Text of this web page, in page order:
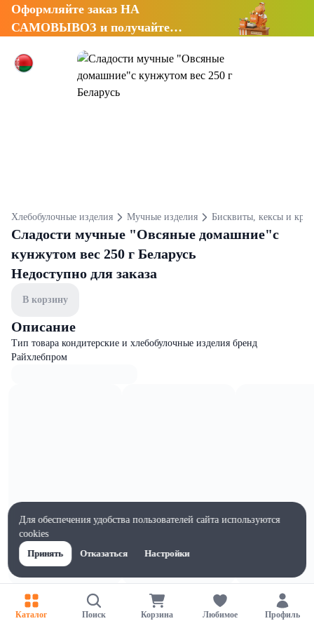
Оформляйте заказ НА
САМОВЫВОЗ и получайте
Хлебобулочные изделия Мучные изделия Бисквиты, кексы и
Сладости мучные "Овсяные домашние"с
кунжутом вес 250 г Беларусь
Недоступно для заказа
В корзину
Описание
Тип товара кондитерские и хлебобулочные изделия бренд
Райхлебпром
Характеристики
Ширина, мм
Каталог Поиск Корзина Любимое Профиль
Для обеспечения удобства пользователей сайта используются
cookies
Принять
Отказаться Настройки